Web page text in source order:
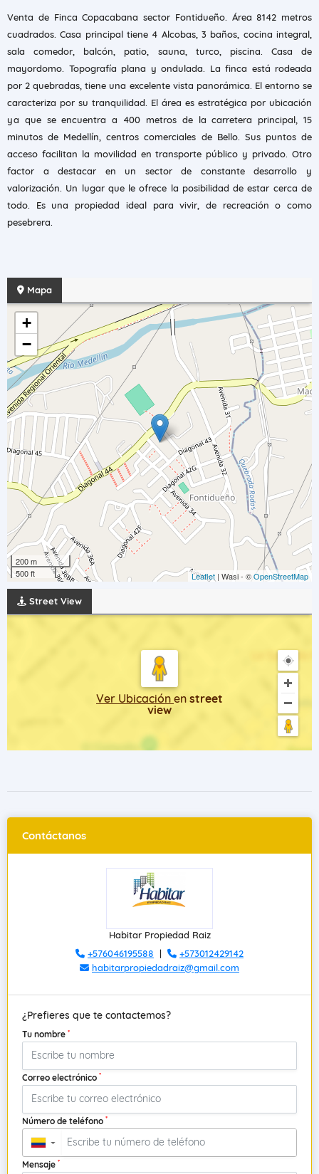
Venta de Finca Copacabana sector Fontidueño. Área 8142 metros
cuadrados. Casa principal tiene 4 Alcobas, 3 baños, cocina integral,
sala comedor, balcón, patio, sauna, turco, piscina. Casa de
mayordomo. Topografía plana y ondulada. La finca está rodeada
por 2 quebradas, tiene una excelente vista panorámica. El entorno se
caracteriza por su tranquilidad. El área es estratégica por ubicación
ya que se encuentra a 400 metros de la carretera principal, 15
minutos de Medellín, centros comerciales de Bello. Sus puntos de
acceso facilitan la movilidad en transporte público y privado. Otro
factor a destacar en un sector de constante desarrollo y
valorización. Un lugar que le ofrece la posibilidad de estar cerca de
todo. Es una propiedad ideal para vivir, de recreación o como
pesebrera.
Mapa
+
−
200 m
500 ft
Leaflet | Wasi - ©OpenStreetMap
Street View
Ver Ubicación en street
view
Contáctanos
Habitar Propiedad Raiz
+576046195588 |
+573012429142
habitarpropiedadraiz@gmail.com
¿Prefieres que te contactemos?
Tu nombre *
Correo electrónico *
Número de teléfono *
▼
Mensaje *